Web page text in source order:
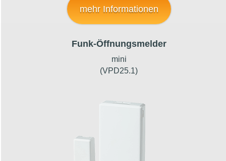
mehr Informationen
Funk-Öffnungsmelder
mini
(VPD25.1)